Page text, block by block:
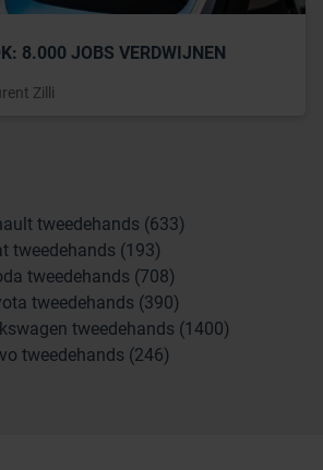
8.000 JOBS VERDWIJNEN
Zilli
tweedehands (633)
tweedehands (193)
tweedehands (708)
tweedehands (390)
tweedehands (1400)
tweedehands (246)